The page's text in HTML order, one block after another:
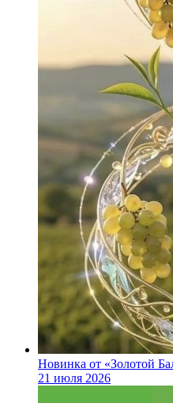
Новинка от «Золотой
21 июля 2026